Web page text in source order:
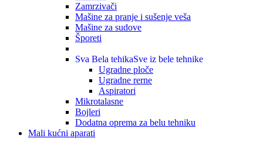
Zamrzivači
Mašine za pranje i sušenje veša
Mašine za sudove
Šporeti
Sva Bela tehikaSve iz bele tehnike
Ugradne ploče
Ugradne rerne
Aspiratori
Mikrotalasne
Bojleri
Dodatna oprema za belu tehniku
Mali kućni aparati